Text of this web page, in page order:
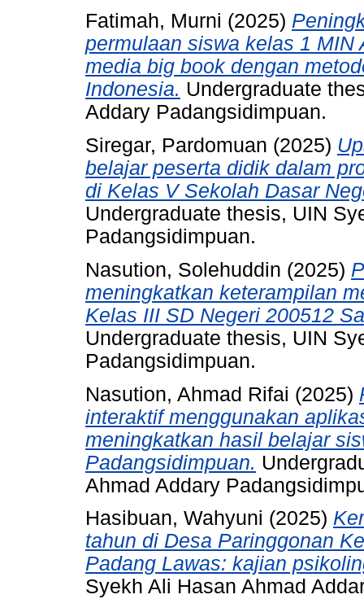
Fatimah, Murni (2025)
permulaan siswa kelas 1 MIN
media big book dengan
Indonesia. Undergraduate
Addary Padangsidimpuan.
Siregar, Pardomuan (2025)
belajar peserta didik dalam
di Kelas V Sekolah Dasar
Undergraduate thesis, UIN
Padangsidimpuan.
Nasution, Solehuddin (2025)
meningkatkan keterampilan
Kelas III SD Negeri 200512
Undergraduate thesis, UIN
Padangsidimpuan.
Nasution, Ahmad Rifai (2025)
interaktif menggunakan
meningkatkan hasil belajar
Padangsidimpuan.
Ahmad Addary
Hasibuan, Wahyuni (2025)
tahun di Desa Paringgonan
Padang Lawas: kajian
Syekh Ali Hasan Ahmad